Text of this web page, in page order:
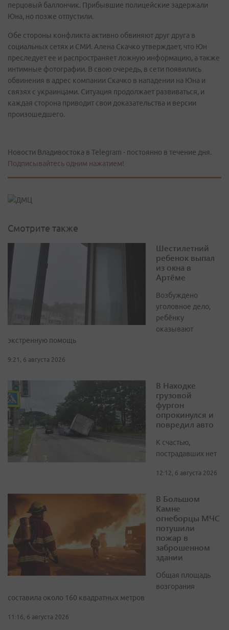
перцовый баллончик. Прибывшие полицейские задержали
Юна, но позже отпустили.
Обе стороны конфликта активно обвиняют друг друга в
социальных сетях и СМИ. Алена Скачко утверждает, что Юн
преследует ее и распространяет ложную информацию, а также
интимные фотографии. В свою очередь, в сети появились
обвинения в адрес компании Скачко в нападении на Юна и
связях с украинцами. Ситуация продолжает развиваться, и
каждая сторона приводит свои доказательства и версии
произошедшего.
Новости Владивостока в Telegram - постоянно в течение дня.
Подписывайтесь одним нажатием!
Смотрите также
Шестилетний
ребенок выпал
из окна в
Артёме
Возбуждено
уголовное дело,
ребёнку
оказывают
экстренную помощь
9:21, 6 августа 2026
В Находке
грузовой
фургон
опрокинулся и
повредил авто
К счастью,
пострадавших нет
12:12, 6 августа 2026
В Большом
Камне
огнеборцы МЧС
потушили
пожар в
заброшенном
здании
Общая площадь
возгорания
составила около 160 квадратных метров
11:16, 6 августа 2026